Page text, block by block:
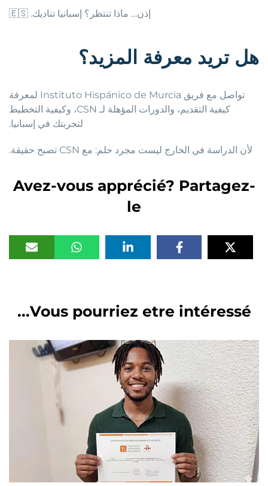
إذن… ماذا تنتظر؟ إسبانيا تناديك. 🇪🇸
هل تريد معرفة المزيد؟
تواصل مع فريق Instituto Hispánico de Murcia لمعرفة
كيفية التقديم، والدورات المؤهلة لـ CSN، وكيفية التخطيط
لتجربتك في إسبانيا.
لأن الدراسة في الخارج ليست مجرد حلم: مع CSN تصبح حقيقة.
Avez-vous apprécié? Partagez-
le
Vous pourriez etre intéressé...